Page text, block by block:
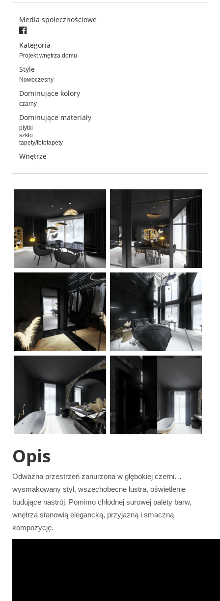
Media społecznościowe
Kategoria
Projekt wnętrza domu
Style
Nowoczesny
Dominujące kolory
czarny
Dominujące materiały
płytki
szkło
tapety/fototapety
Wnętrze
Opis
Odważna przestrzeń zanurzona w głębokiej czerni…
wysmakowany styl, wszechobecne lustra, oświetlenie
budujące nastrój. Pomimo chłodnej surowej palety barw,
wnętrza stanowią elegancką, przyjazną i smaczną
kompozycję.